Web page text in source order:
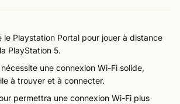
le Playstation Portal pour jouer à distance
PlayStation 5.
une connexion Wi-Fi solide,
à trouver et à connecter.
permettra une connexion Wi-Fi plus